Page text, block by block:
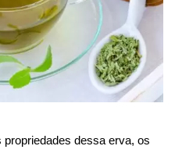
dessa erva, os